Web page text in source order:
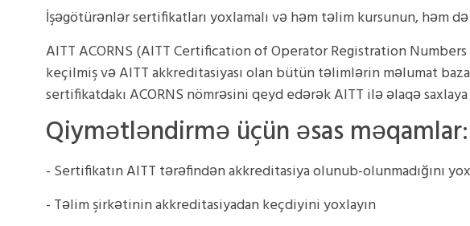
İşəgötürənlər sertifikatları yoxlamalı və həm təlim kursunun, həm
AITT ACORNS (AITT Certification of Operator Registration
keçilmiş və AITT akkreditasiyası olan bütün təlimlərin məlumat
sertifikatdakı ACORNS nömrəsini qeyd edərək AITT ilə əlaqə
Qiymətləndirmə üçün əsas məqamlar:
- Sertifikatın AITT tərəfindən akkreditasiya olunub-olunmadığını
- Təlim şirkətinin akkreditasiyadan keçdiyini yoxlayın